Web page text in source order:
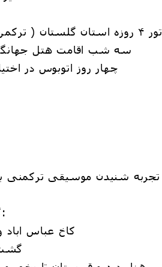
تور ۴ روزه استان گلستان ( ترکمن صحرا وگرگان)
سه شب اقامت هتل
چهار روز اتوبوس در
تجربه شنیدن موسیقی ترکمنی
گشت ها شامل:
كاخ عباس اباد